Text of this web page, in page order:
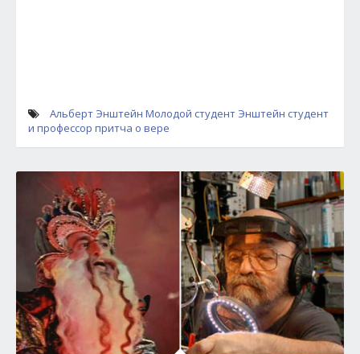
Альберт Энштейн Молодой студент Энштейн студент
и профессор притча о вере